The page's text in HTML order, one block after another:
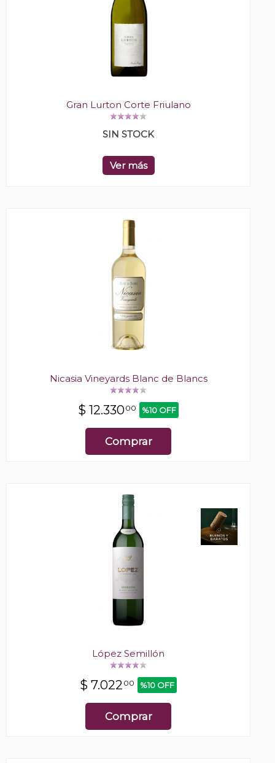
Gran Lurton Corte Friulano
SIN STOCK
Ver más
Nicasia Vineyards Blanc de Blancs
$ 12.33000 %10 OFF
Comprar
López Semillón
$ 7.022 00 %10 OFF
Comprar